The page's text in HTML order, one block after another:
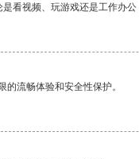
看视频、玩游戏还是工作办
流畅体验和安全性保护。